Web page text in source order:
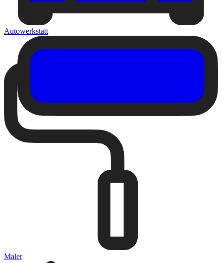
Autowerkstatt
Maler